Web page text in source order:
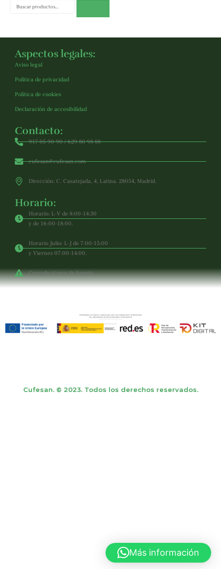
Aspectos legales:
Aviso legal
Política de privacidad
Política de cookies
Declaración de accesibilidad
Contacto:
917 05 90 90 / 629 80 98 88
cufesan@cufesan.com
Dirección: C. Casatejada, 4, Latina. 28054, Madrid.
Horario:
Horario: L-V de 8:00-14:30
y de 16:00-18:00.
Horario Julio: L-J de 7:00-15:00
y Viernes 07:00-14:00.
Cerrado el mes de Agosto.
Cufesan. © 2023. Todos los derechos reservados.
Más información